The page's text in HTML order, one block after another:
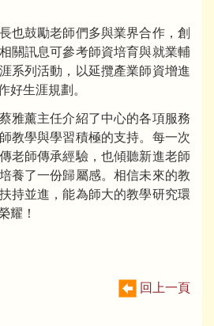
也鼓勵老師們多與業界合作，創
關訊息可參考師資培育與就業輔
系列活動，以延攬產業師資增進
好生涯規劃。
雅薰主任介紹了中心的各項服務
教學與學習積極的支持。每一次
老師傳承經驗，也傾聽新進老師
養了一份歸屬感。相信未來的教
持並進，能為師大的教學研究環
耀！
回上一頁